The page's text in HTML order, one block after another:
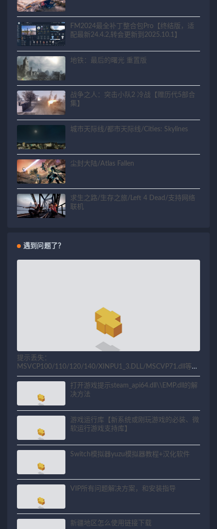
FM2024最全补丁整合包Pro【终结版，适
配最新24.4.2,转会更新到2025.10.1】
地铁：最后的曙光 重置版
战争之人：突击小队2 冷战【赠历代5部合
集】
城市天际线/都市天际线/Cities: Skylines
尘封大陆/Atlas Fallen
求生之路/生存之旅/Left 4 Dead/支持网络
联机
遇到问题了？
提示丢失：
MSVCP100/110/120/140/XINPU1_3.DLL/MSCVP71.dll等相
关问题解决方法
打开游戏提示steam_api64.dll\\EMP.dll的解
决方法
游戏运行库【新系统或刚玩游戏的必装、微
软运行游戏支持库】
Switch模拟器yuzu模拟器教程+汉化软件
VIP所有问题解决方案，和安装指导
新疆地区怎么使用链接下载